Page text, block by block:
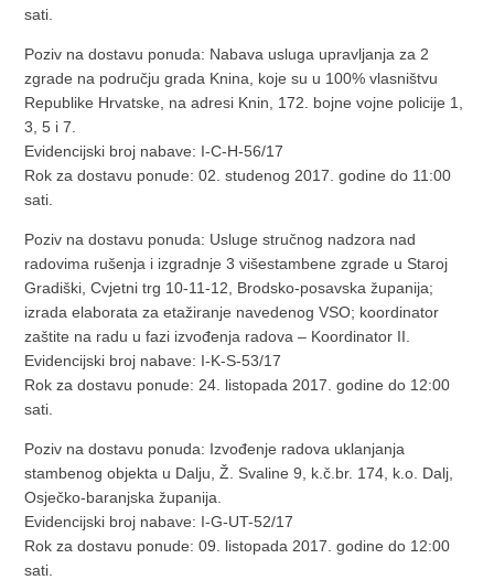
sati.
Poziv na dostavu ponuda: Nabava usluga upravljanja za 2
zgrade na području grada Knina, koje su u 100% vlasništvu
Republike Hrvatske, na adresi Knin, 172. bojne vojne policije 1,
3, 5 i 7.
Evidencijski broj nabave: I-C-H-56/17
Rok za dostavu ponude: 02. studenog 2017. godine do 11:00
sati.
Poziv na dostavu ponuda: Usluge stručnog nadzora nad
radovima rušenja i izgradnje 3 višestambene zgrade u Staroj
Gradiški, Cvjetni trg 10-11-12, Brodsko-posavska županija;
izrada elaborata za etažiranje navedenog VSO; koordinator
zaštite na radu u fazi izvođenja radova – Koordinator II.
Evidencijski broj nabave: I-K-S-53/17
Rok za dostavu ponude: 24. listopada 2017. godine do 12:00
sati.
Poziv na dostavu ponuda: Izvođenje radova uklanjanja
stambenog objekta u Dalju, Ž. Svaline 9, k.č.br. 174, k.o. Dalj,
Osječko-baranjska županija.
Evidencijski broj nabave: I-G-UT-52/17
Rok za dostavu ponude: 09. listopada 2017. godine do 12:00
sati.